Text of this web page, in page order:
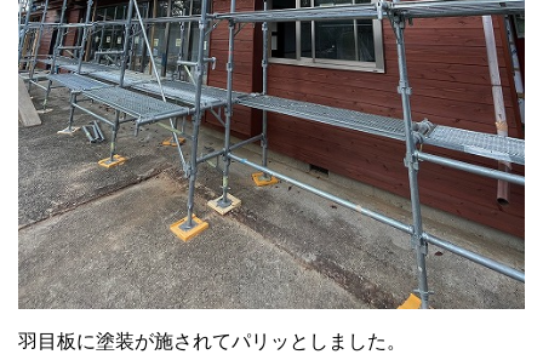
羽目板に塗装が施されてパリッとしました。